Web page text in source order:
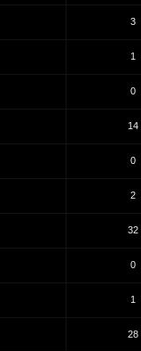
3
1
0
14
0
2
32
0
1
28